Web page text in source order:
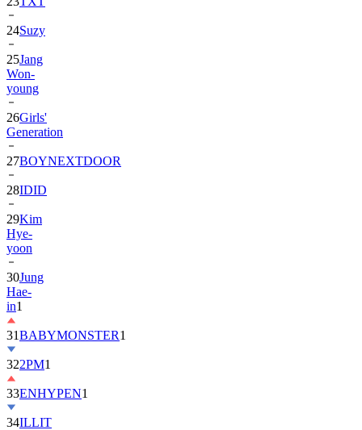
25Jang
Won-
young
26Girls'
Generation
27BOYNEXTDOOR
28IDID
29Kim
Hye-
yoon
30Jung
Hae-
in1
31BABYMONSTER
322PM1
33ENHYPEN
34ILLIT
35ATEEZ